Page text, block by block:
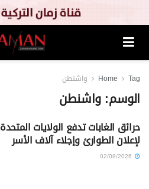
Home Tag واشنطن
الوسم:واشنطن
حرائق الغابات تدفع الولايات المتحدة
لإعلان الطوارئ وإجلاء آلاف الأسر